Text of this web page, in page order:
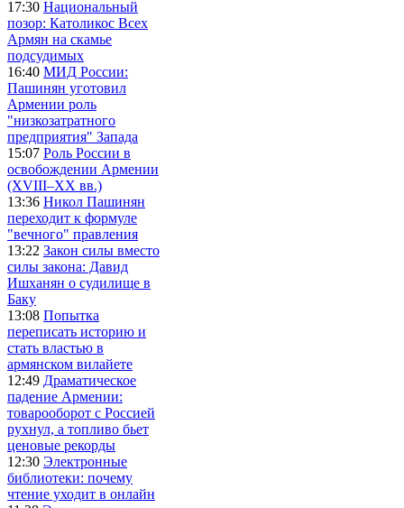
17:30 Национальный
позор: Католикос Всех
Армян на скамье
подсудимых
16:40 МИД России:
Пашинян уготовил
Армении роль
"низкозатратного
предприятия" Запада
15:07 Роль России в
освобождении Армении
(XVIII–XX вв.)
13:36 Никол Пашинян
переходит к формуле
"вечного" правления
13:22 Закон силы вместо
силы закона: Давид
Ишханян о судилище в
Баку
13:08 Попытка
переписать историю и
стать властью в
армянском вилайете
12:49 Драматическое
падение Армении:
товарооборот с Россией
рухнул, а топливо бьет
ценовые рекорды
12:30 Электронные
библиотеки: почему
чтение уходит в онлайн